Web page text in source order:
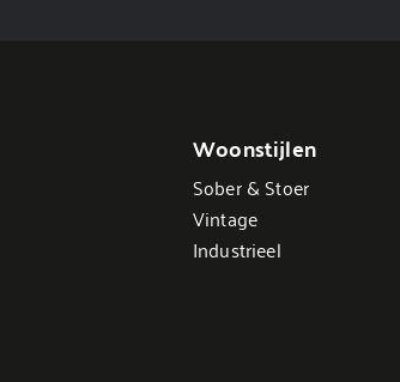
Woonstijlen
Sober & Stoer
Vintage
Industrieel